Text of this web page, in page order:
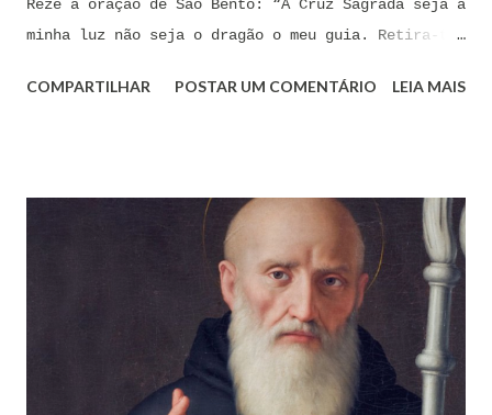
Reze a oração de São Bento: “A Cruz Sagrada seja a
minha luz não seja o dragão o meu guia. Retira-te
que me ofereces, bebe tu mesmo o teu veneno.” Reze
Aleluia!” Proclame com fé e autoridade: “O Senhor
te confunda satã, confunda-te o Senhor.” (Zacarias
3,2) Reze: Ave Maria cheia de Graça... Oração: Eu
(diga seu nome completo), neste momento, coloco-me
na presença de meu Senhor, Rei e Salvador Jesus
Cristo, sob os cuidados e a intercessão de minha
Mãe Santíssima e Mãe do meu Senhor, a Virgem
COMPARTILHAR POSTAR UM COMENTÁRIO LEIA MAIS